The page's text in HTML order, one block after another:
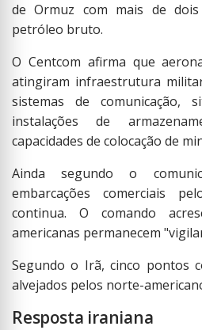
de Ormuz com mais de
petróleo bruto.
O Centcom afirma que
atingiram infraestrutura
sistemas de comunicação,
instalações de
capacidades de colocação de
Ainda segundo o
embarcações comerciais
continua. O comando
americanas permanecem
Segundo o Irã, cinco pontos
alvejados pelos norte-
Resposta iraniana